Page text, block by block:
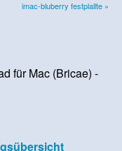
imac-bluberry festplallte »
für Mac (Bricae) -